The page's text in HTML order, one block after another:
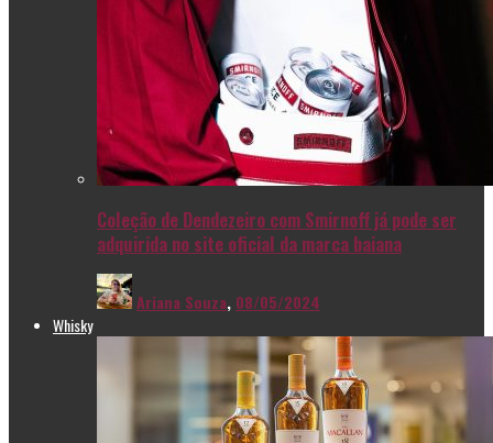
Coleção de Dendezeiro com Smirnoff já pode ser
adquirida no site oficial da marca baiana
Ariana Souza, 08/05/2024
Whisky